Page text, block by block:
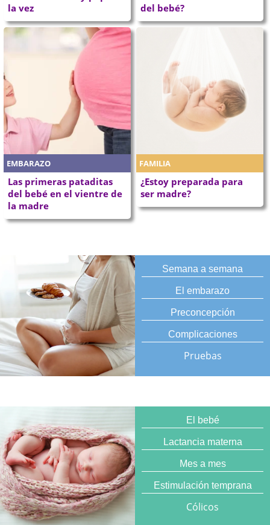
la vez
del bebé?
EMBARAZO
Las primeras pataditas
del bebé en el vientre de
la madre
FAMILIA
¿Estoy preparada para
ser madre?
Semana a semana
El embarazo
Preconcepción
Complicaciones
Pruebas
El bebé
Lactancia materna
Mes a mes
Estimulación temprana
Cólicos